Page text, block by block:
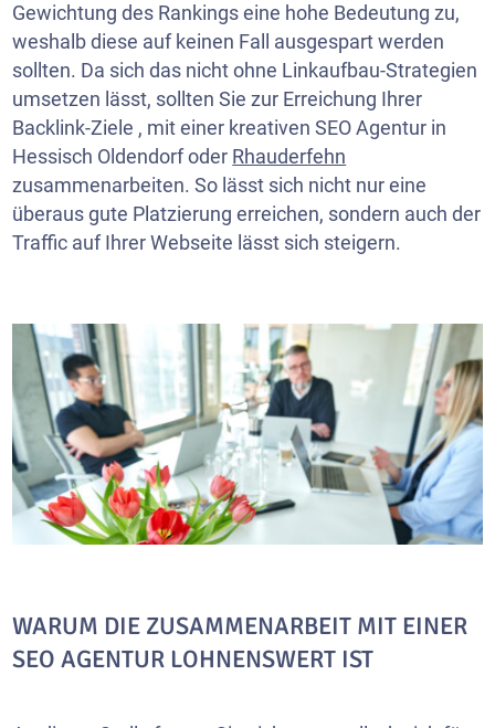
Gewichtung des Rankings eine hohe Bedeutung zu,
weshalb diese auf keinen Fall ausgespart werden
sollten. Da sich das nicht ohne Linkaufbau-Strategien
umsetzen lässt, sollten Sie zur Erreichung Ihrer
Backlink-Ziele , mit einer kreativen SEO Agentur in
Hessisch Oldendorf oder Rhauderfehn
zusammenarbeiten. So lässt sich nicht nur eine
überaus gute Platzierung erreichen, sondern auch der
Traffic auf Ihrer Webseite lässt sich steigern.
WARUM DIE ZUSAMMENARBEIT MIT EINER
SEO AGENTUR LOHNENSWERT IST